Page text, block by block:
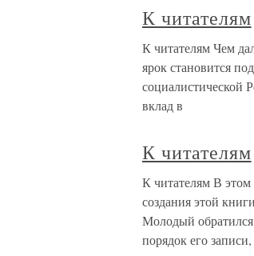
К читателям
К читателям Чем
ярок становится
социалистической
вклад в
К читателям
К читателям В этом
создания этой
Молодый
порядок его записи,